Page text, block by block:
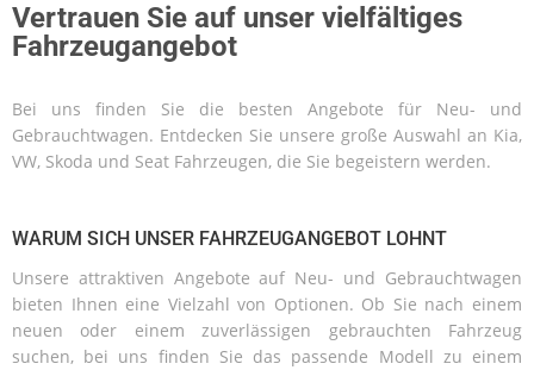
Vertrauen Sie auf unser vielfältiges
Fahrzeugangebot
Bei uns finden Sie die besten Angebote für Neu- und
Gebrauchtwagen. Entdecken Sie unsere große Auswahl an Kia,
VW, Skoda und Seat Fahrzeugen, die Sie begeistern werden.
WARUM SICH UNSER FAHRZEUGANGEBOT LOHNT
Unsere attraktiven Angebote auf Neu- und Gebrauchtwagen
bieten Ihnen eine Vielzahl von Optionen. Ob Sie nach einem
neuen oder einem zuverlässigen gebrauchten Fahrzeug
suchen, bei uns finden Sie das passende Modell zu einem